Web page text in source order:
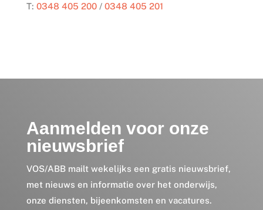
T: 0348 405 200/ 0348 405 201
Aanmelden voor onze
nieuwsbrief
VOS/ABB mailt wekelijks een gratis nieuwsbrief,
met nieuws en informatie over het onderwijs,
onze diensten, bijeenkomsten en vacatures.